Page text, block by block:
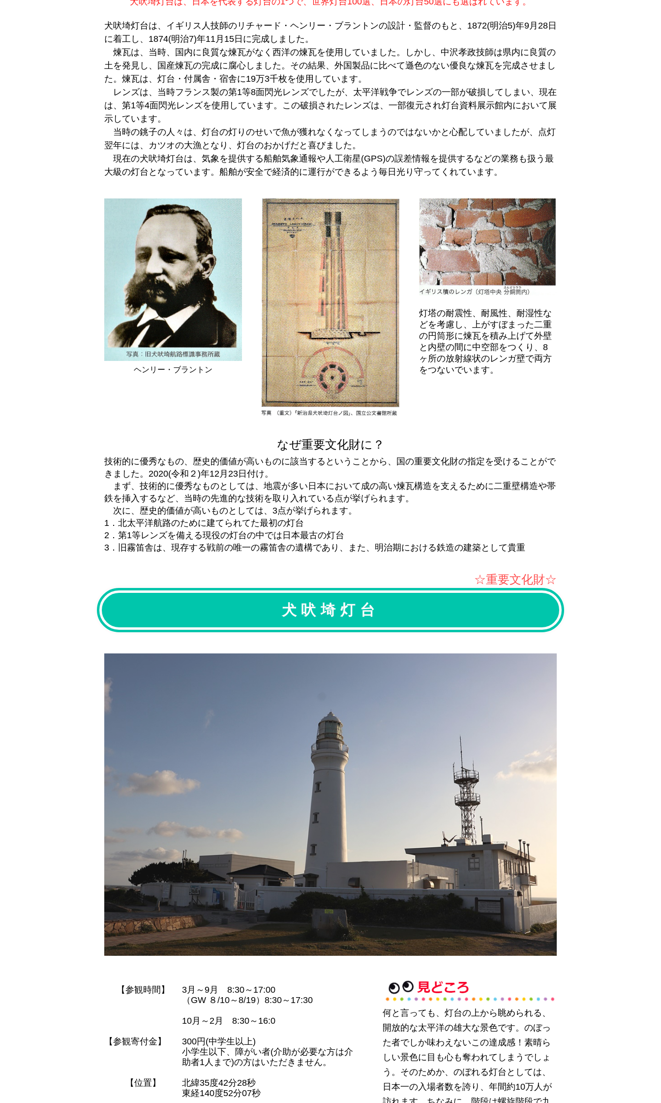
犬吠埼灯台は、イギリス人技師のリチャード・ヘンリー・ブラントンの設計・監督のもと、1872(明治5)年9月28日
に着工し、1874(明治7)年11月15日に完成しました。
煉瓦は、当時、国内に良質な煉瓦がなく西洋の煉瓦を使用していました。しかし、中沢孝政技師は県内に良質の
土を発見し、国産煉瓦の完成に腐心しました。その結果、外国製品に比べて遜色のない優良な煉瓦を完成させまし
た。煉瓦は、灯台・付属舎・宿舎に19万3千枚を使用しています。
レンズは、当時フランス製の第1等8面閃光レンズでしたが、太平洋戦争でレンズの一部が破損してしまい、現在
は、第1等4面閃光レンズを使用しています。この破損されたレンズは、一部復元され灯台資料展示館内において展
示しています。
当時の銚子の人々は、灯台の灯りのせいで魚が獲れなくなってしまうのではないかと心配していましたが、点灯
翌年には、カツオの大漁となり、灯台のおかげだと喜びました。
現在の犬吠埼灯台は、気象を提供する船舶気象通報や人工衛星(GPS)の誤差情報を提供するなどの業務も扱う最
大級の灯台となっています。船舶が安全で経済的に運行ができるよう毎日光り守ってくれています。
ヘンリー・ブラントン
灯塔の耐震性、耐風性、耐湿性な
どを考慮し、上がすぼまった二重
の円筒形に煉瓦を積み上げて外壁
と内壁の間に中空部をつくり、8
ヶ所の放射線状のレンガ壁で両方
をつないでいます。
なぜ重要文化財に？
技術的に優秀なもの、歴史的価値が高いものに該当するということから、国の重要文化財の指定を受けることがで
きました。2020(令和２)年12月23日付け。
まず、技術的に優秀なものとしては、地震が多い日本において成の高い煉瓦構造を支えるために二重壁構造や帯
鉄を挿入するなど、当時の先進的な技術を取り入れている点が挙げられます。
次に、歴史的価値が高いものとしては、3点が挙げられます。
1．北太平洋航路のために建てられてた最初の灯台
2．第1等レンズを備える現役の灯台の中では日本最古の灯台
3．旧霧笛舎は、現存する戦前の唯一の霧笛舎の遺構であり、また、明治期における鉄造の建築として貴重
☆重要文化財☆
犬吠埼灯台
【参観時間】
3月～9月 8:30～17:00
（GW ８/10～8/19）8:30～17:30
10月～2月 8:30～16:0
【参観寄付金】
300円(中学生以上)
小学生以下、障がい者(介助が必要な方は介
助者1人まで)の方はいただきません。
【位置】
北緯35度42分28秒
東経140度52分07秒
何と言っても、灯台の上から眺められる、
開放的な太平洋の雄大な景色です。のぼっ
た者でしか味わえないこの達成感！素晴ら
しい景色に目も心も奪われてしまうでしょ
う。そのためか、のぼれる灯台としては、
日本一の入場者数を誇り、年間約10万人が